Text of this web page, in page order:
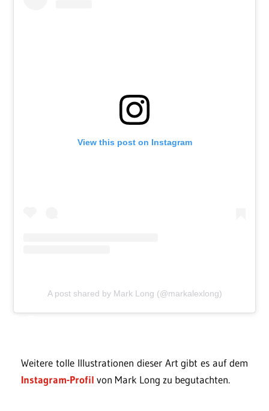
View this post on Instagram
A post shared by Mark Long (@markalexlong)
Weitere tolle Illustrationen dieser Art gibt es auf dem
Instagram-Profil von Mark Long zu begutachten.